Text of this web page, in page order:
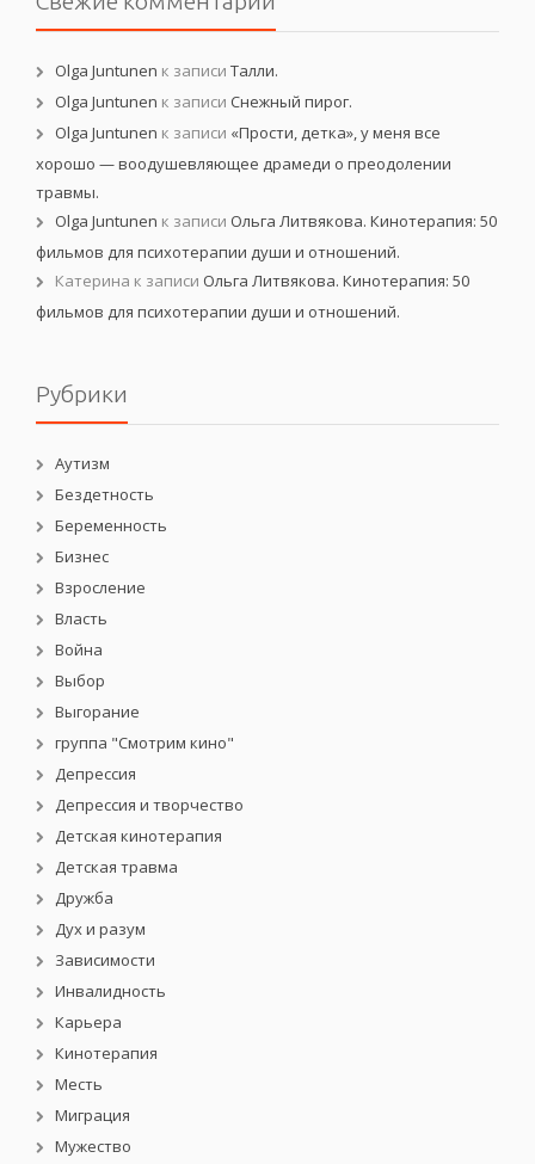
Olga Juntunen к записи Талли.
Olga Juntunen к записи Снежный пирог.
Olga Juntunen к записи «Прости, детка», у меня все
хорошо — воодушевляющее драмеди о преодолении
травмы.
Olga Juntunen к записи Ольга Литвякова. Кинотерапия: 50
фильмов для психотерапии души и отношений.
Катерина к записи Ольга Литвякова. Кинотерапия: 50
фильмов для психотерапии души и отношений.
Рубрики
Аутизм
Бездетность
Беременность
Бизнес
Взросление
Власть
Война
Выбор
Выгорание
группа "Смотрим кино"
Депрессия
Депрессия и творчество
Детская кинотерапия
Детская травма
Дружба
Дух и разум
Зависимости
Инвалидность
Карьера
Кинотерапия
Месть
Миграция
Мужество